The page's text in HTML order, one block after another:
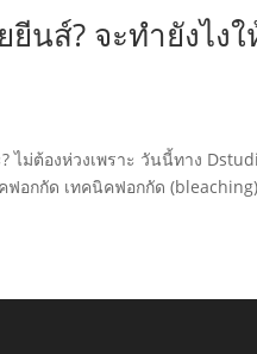
ส์? จะทำยังไงใ
ม่ต้องห่วงเพราะ วันนี้ทาง
อกกัด เทคนิคฟอกกัด